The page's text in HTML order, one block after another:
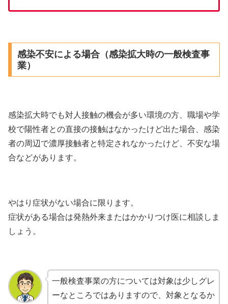
感染不安による場合（感染拡大時の一般検査事
業）
感染拡大時でも対人接触の機会が多い環境の方、職場や学
校で陽性者との直接の接触はなかったけど出た場合、感染
者の周辺で濃厚接触者と特定されなかったけど、不安な場
合などがあります。
やはり症状がない場合に限ります。
症状がある場合は発熱外来またはかかりつけ医に相談しま
しょう。
一般検査事業の方については対象は少しグレ
ーなところではありますので、対象となるか